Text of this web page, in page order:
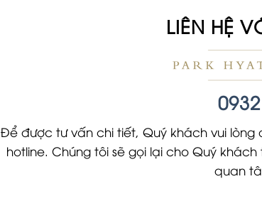
LIÊN HỆ
Để được tư vấn chi tiết, Quý khách vui
hotline. Chúng tôi sẽ gọi lại cho Quý
quan